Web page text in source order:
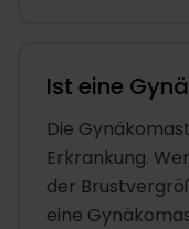
Ist eine
Die
Erkrankung.
der
eine